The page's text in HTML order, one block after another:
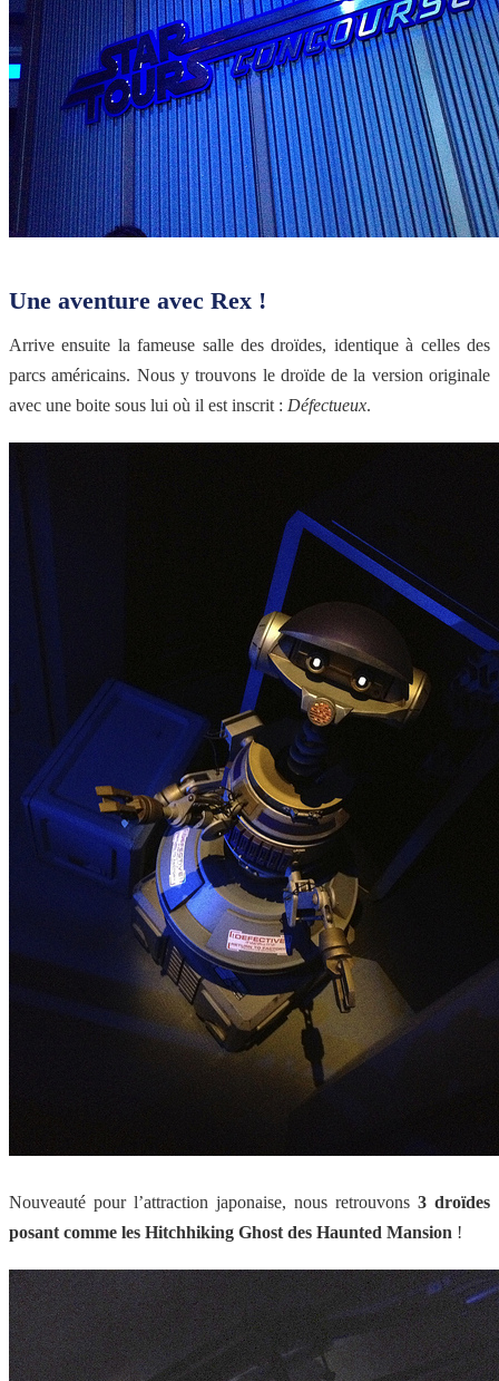
Une aventure avec Rex !
Arrive ensuite la fameuse salle des droïdes, identique à celles des
parcs américains. Nous y trouvons le droïde de la version originale
avec une boite sous lui où il est inscrit : Défectueux.
Nouveauté pour l’attraction japonaise, nous retrouvons 3 droïdes
posant comme les Hitchhiking Ghost des Haunted Mansion !